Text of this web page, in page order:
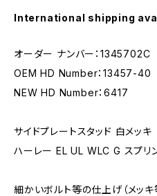
International shipping
オーダー ナンバー：1345702C
OEM HD Number：13457-40
NEW HD Number：6417
サイドプレートスタッド 白メッキ
ハーレー EL UL WLC G スプリ
細かいボルト等の仕上げ（メッ